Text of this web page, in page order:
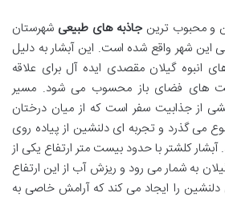
و محبوب ترینجاذبه های طبیعی شهرستان
این شهر واقع شده است. این آبشار به دلیل
انبوه گیلان مقصدی ایده آل برای علاقه
های فضای باز محسوب می شود. مسیر
از جذابیت سفر است که از میان درختان
می گذرد و تجربه ای دلنشین از پیاده روی
کلشتر با حدود بیست متر ارتفاع یکی از
به شمار می رود و ریزش آب از این ارتفاع
را ایجاد می کند که آرامش خاصی به